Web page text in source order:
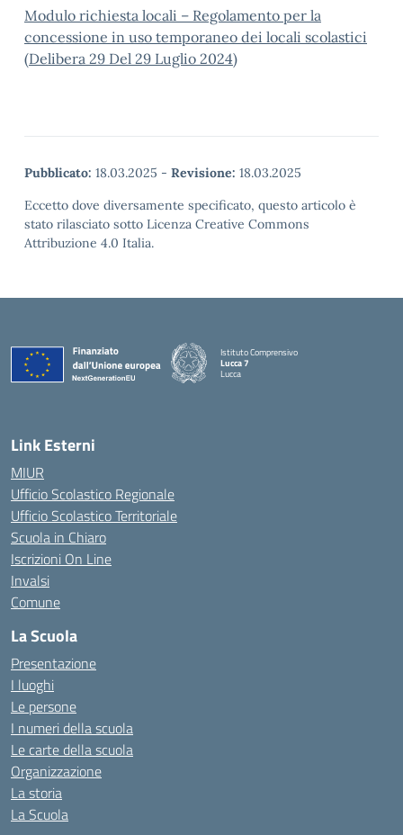
Modulo richiesta locali – Regolamento per la
concessione in uso temporaneo dei locali scolastici
(Delibera 29 Del 29 Luglio 2024)
Pubblicato: 18.03.2025 - Revisione: 18.03.2025
Eccetto dove diversamente specificato, questo articolo è
stato rilasciato sotto Licenza Creative Commons
Attribuzione 4.0 Italia.
Istituto Comprensivo
Lucca 7
Lucca
Link Esterni
MIUR
Ufficio Scolastico Regionale
Ufficio Scolastico Territoriale
Scuola in Chiaro
Iscrizioni On Line
Invalsi
Comune
La Scuola
Presentazione
I luoghi
Le persone
I numeri della scuola
Le carte della scuola
Organizzazione
La storia
La Scuola